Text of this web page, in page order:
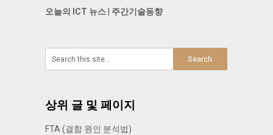
오늘의 ICT 뉴스| 주간기술동향
상위 글 및 페이지
FTA (결함 원인 분석법)